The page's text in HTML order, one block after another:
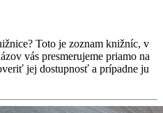
Toto je zoznam knižníc, v
vás presmerujeme priamo na
jej dostupnosť a prípadne ju